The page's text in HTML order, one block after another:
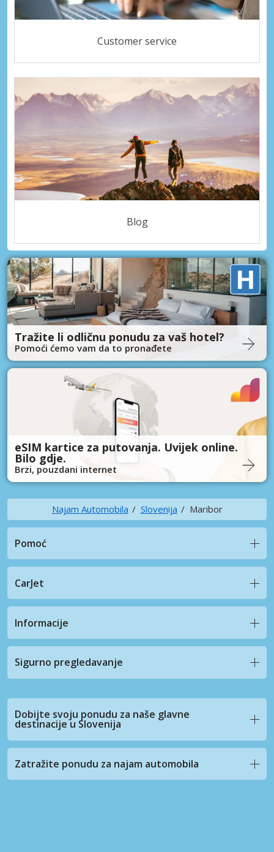
Customer service
Blog
Tražite li odličnu ponudu za vaš hotel?
Pomoći ćemo vam da to pronađete
eSIM kartice za putovanja. Uvijek online.
Bilo gdje.
Brzi, pouzdani internet
Najam Automobila Slovenija Maribor
Pomoć
CarJet
Informacije
Sigurno pregledavanje
Dobijte svoju ponudu za naše glavne
destinacije u Slovenija
Zatražite ponudu za najam automobila